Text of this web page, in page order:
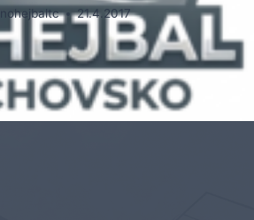
nohejbaltc 21.4.2017